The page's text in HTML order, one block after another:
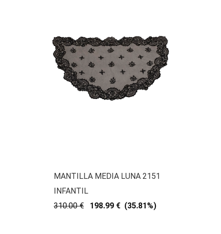
MANTILLA MEDIA LUNA 2151
INFANTIL
310.00 € 198.99 € (35.81%)